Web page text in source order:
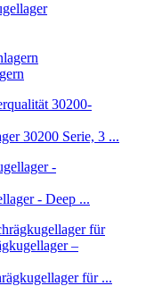
30200 Serie, 3 ...
- Deep ...
für ...